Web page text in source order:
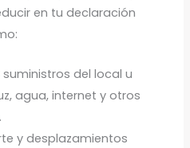
en tu declaración
suministros del local u
agua, internet y otros
y desplazamientos